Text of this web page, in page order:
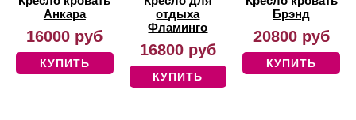
Анкара
16000 руб
КУПИТЬ
отдыха
Фламинго
16800 руб
КУПИТЬ
Брэнд
20800 руб
КУПИТЬ